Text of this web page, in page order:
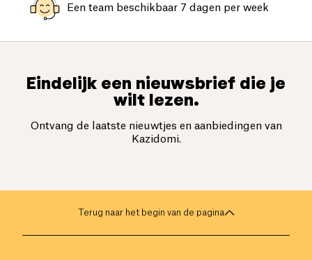
Een team beschikbaar 7 dagen per week
Eindelijk een nieuwsbrief die je
wilt lezen.
Ontvang de laatste nieuwtjes en aanbiedingen van
Kazidomi.
Terug naar het begin van de pagina